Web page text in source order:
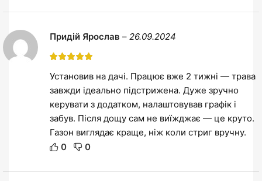
Придій Ярослав – 26.09.2024
Установив на дачі. Працює вже 2 тижні — трава
завжди ідеально підстрижена. Дуже зручно
керувати з додатком, налаштовував графік і
забув. Після дощу сам не виїжджає — це круто.
Газон виглядає краще, ніж коли стриг вручну.
0
0